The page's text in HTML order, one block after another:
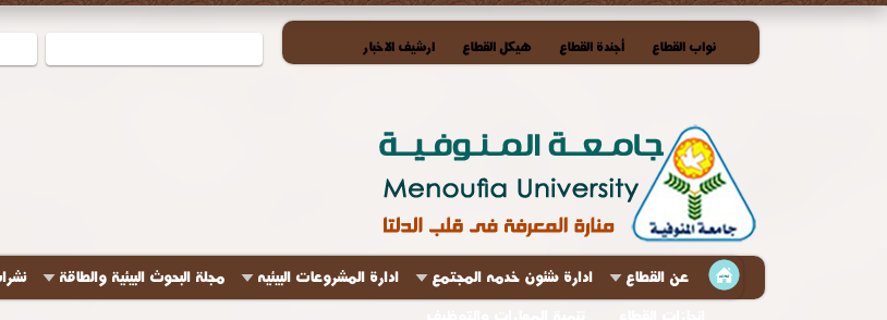
نواب القطاع أجندة القطاع هيكل القطاع ارشيف الاخبار
عن القطاع ادارة شئون خدمه المجتمع ادارة المشروعات البيئيه مجلة البحوث البيئية والطاقة